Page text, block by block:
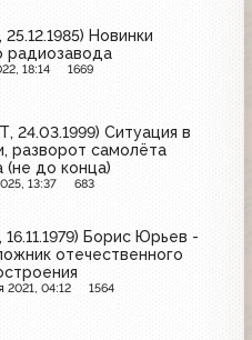
Новинки
радиозавода
18:14 1669
24.03.1999) Ситуация в
разворот самолёта
(не до конца)
13:37 683
Борис Юрьев -
отечественного
2021, 04:12 1564